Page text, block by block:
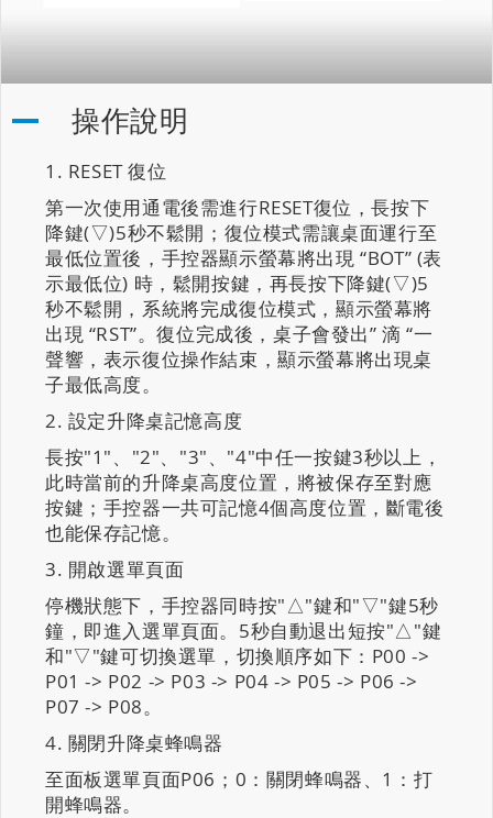
操作說明
RESET 復位
第一次使用通電後需進行RESET復位，長按下
降鍵(▽)5秒不鬆開；復位模式需讓桌面運行至
最低位置後，手控器顯示螢幕將出現 “BOT” (表
示最低位) 時，鬆開按鍵，再長按下降鍵(▽)5
秒不鬆開，系統將完成復位模式，顯示螢幕將
出現 “RST”。復位完成後，桌子會發出” 滴 “一
聲響，表示復位操作結束，顯示螢幕將出現桌
子最低高度。
設定升降桌記憶高度
長按"1"、"2"、"3"、"4"中任一按鍵3秒以上，
此時當前的升降桌高度位置，將被保存至對應
按鍵；手控器一共可記憶4個高度位置，斷電後
也能保存記憶。
開啟選單頁面
停機狀態下，手控器同時按"△"鍵和"▽"鍵5秒
鐘，即進入選單頁面。5秒自動退出短按"△"鍵
和"▽"鍵可切換選單，切換順序如下：P00 ->
P01 -> P02 -> P03 -> P04 -> P05 -> P06 ->
P07 -> P08。
關閉升降桌蜂鳴器
至面板選單頁面P06；0：關閉蜂鳴器、1：打
開蜂鳴器。